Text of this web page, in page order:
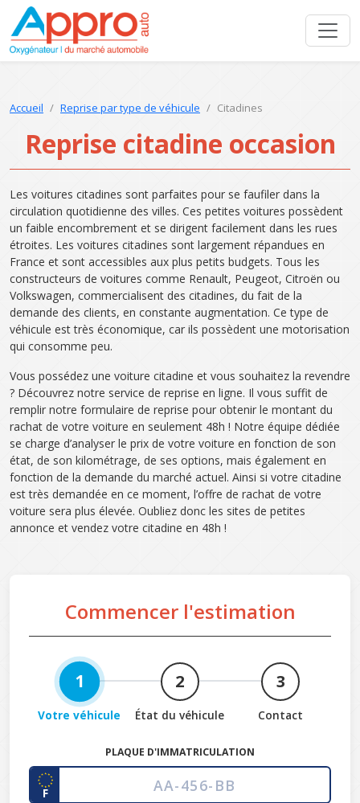
Accueil Reprise par type de véhicule Citadines
Reprise citadine occasion
Les voitures citadines sont parfaites pour se faufiler dans la
circulation quotidienne des villes. Ces petites voitures possèdent
un faible encombrement et se dirigent facilement dans les rues
étroites. Les voitures citadines sont largement répandues en
France et sont accessibles aux plus petits budgets. Tous les
constructeurs de voitures comme Renault, Peugeot, Citroën ou
Volkswagen, commercialisent des citadines, du fait de la
demande des clients, en constante augmentation. Ce type de
véhicule est très économique, car ils possèdent une motorisation
qui consomme peu.
Vous possédez une voiture citadine et vous souhaitez la revendre
? Découvrez notre service de reprise en ligne. Il vous suffit de
remplir notre formulaire de reprise pour obtenir le montant du
rachat de votre voiture en seulement 48h ! Notre équipe dédiée
se charge d’analyser le prix de votre voiture en fonction de son
état, de son kilométrage, de ses options, mais également en
fonction de la demande du marché actuel. Ainsi si votre citadine
est très demandée en ce moment, l’offre de rachat de votre
voiture sera plus élevée. Oubliez donc les sites de petites
annonce et vendez votre citadine en 48h !
Commencer l'estimation
1
Votre véhicule
2
État du véhicule
3
Contact
PLAQUE D'IMMATRICULATION
F